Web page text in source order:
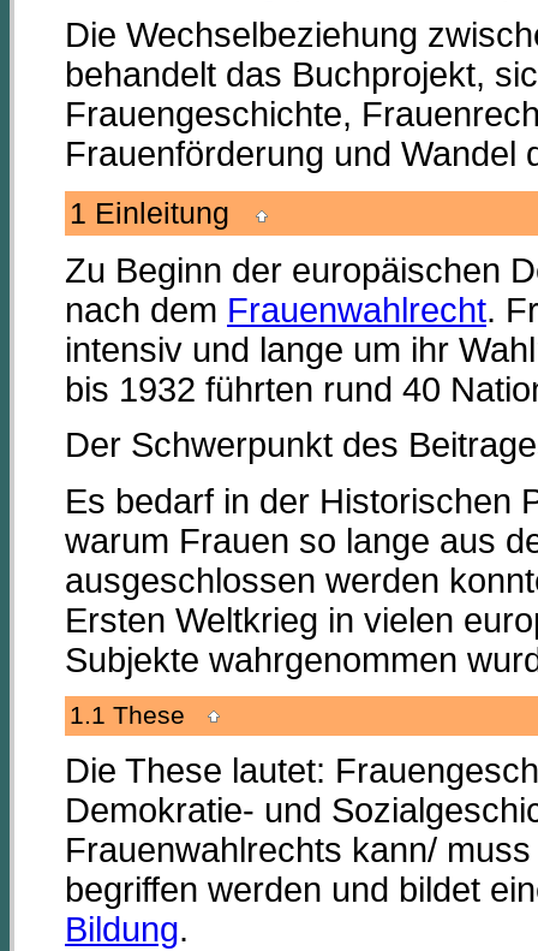
Die Wechselbeziehung
behandelt das Buchprojekt,
Frauengeschichte,
Frauenförderung und Wandel
1 Einleitung
Zu Beginn der europäischen
nach dem Frauenwahlrecht.
intensiv und lange um ihr
bis 1932 führten rund 40
Der Schwerpunkt des
Es bedarf in der Historischen
warum Frauen so lange aus
ausgeschlossen werden
Ersten Weltkrieg in vielen
Subjekte wahrgenommen
1.1 These
Die These lautet:
Demokratie- und
Frauenwahlrechts kann/
begriffen werden und bildet
Bildung.